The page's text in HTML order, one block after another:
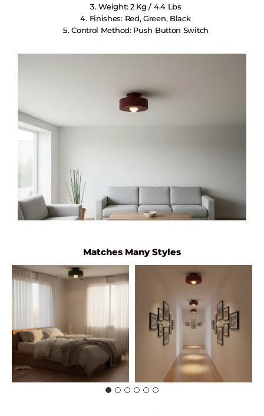
Weight: 2 Kg / 4.4 Lbs
Finishes: Red, Green, Black
Control Method: Push Button Switch
Matches Many Styles